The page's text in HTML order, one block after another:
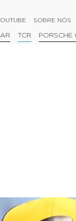
SOBRE NÓS
TCR PORSCHE